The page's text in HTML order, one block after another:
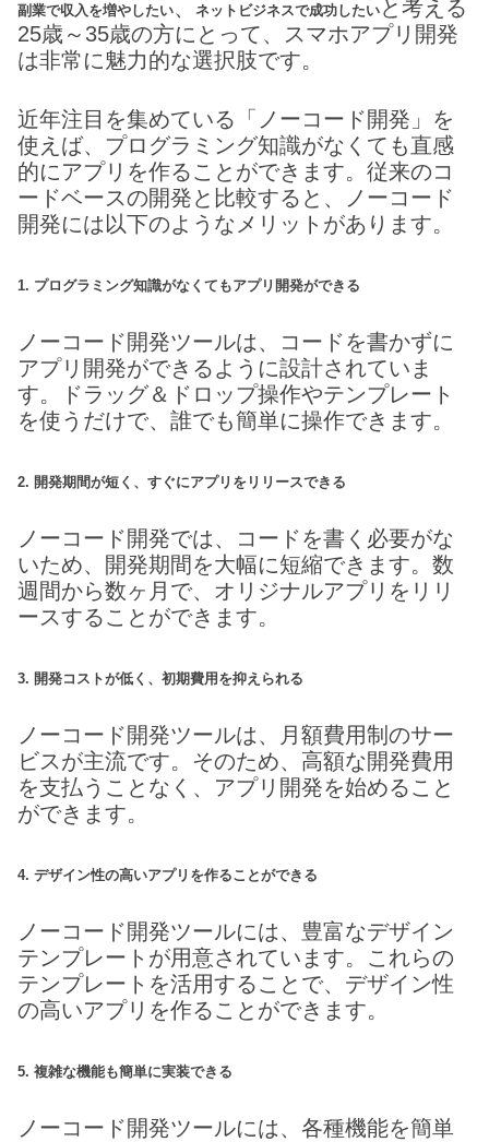
副業で収入を増やしたい、 ネットビジネスで成功したい と考える
25歳～35歳の方にとって、スマホアプリ開発
は非常に魅力的な選択肢です。
近年注目を集めている「ノーコード開発」を
使えば、プログラミング知識がなくても直感
的にアプリを作ることができます。従来のコ
ードベースの開発と比較すると、ノーコード
開発には以下のようなメリットがあります。
1. プログラミング知識がなくてもアプリ開発ができる
ノーコード開発ツールは、コードを書かずに
アプリ開発ができるように設計されていま
す。ドラッグ＆ドロップ操作やテンプレート
を使うだけで、誰でも簡単に操作できます。
2. 開発期間が短く、すぐにアプリをリリースできる
ノーコード開発では、コードを書く必要がな
いため、開発期間を大幅に短縮できます。数
週間から数ヶ月で、オリジナルアプリをリリ
ースすることができます。
3. 開発コストが低く、初期費用を抑えられる
ノーコード開発ツールは、月額費用制のサー
ビスが主流です。そのため、高額な開発費用
を支払うことなく、アプリ開発を始めること
ができます。
4. デザイン性の高いアプリを作ることができる
ノーコード開発ツールには、豊富なデザイン
テンプレートが用意されています。これらの
テンプレートを活用することで、デザイン性
の高いアプリを作ることができます。
5. 複雑な機能も簡単に実装できる
ノーコード開発ツールには、各種機能を簡単